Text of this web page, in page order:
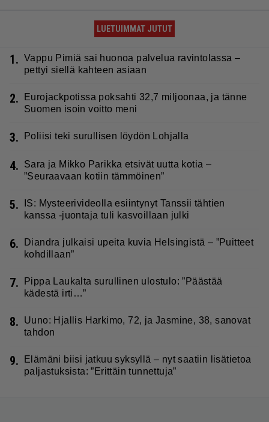
LUETUIMMAT JUTUT
1. Vappu Pimiä sai huonoa palvelua ravintolassa –
pettyi siellä kahteen asiaan
2.
Eurojackpotissa poksahti 32,7 miljoonaa, ja tänne
Suomen isoin voitto meni
3. Poliisi teki surullisen löydön Lohjalla
4.
Sara ja Mikko Parikka etsivät uutta kotia –
”Seuraavaan kotiin tämmöinen”
5.
IS: Mysteerivideolla esiintynyt Tanssii tähtien
kanssa -juontaja tuli kasvoillaan julki
6.
Diandra julkaisi upeita kuvia Helsingistä – ”Puitteet
kohdillaan”
7.
Pippa Laukalta surullinen ulostulo: ”Päästää
kädestä irti…”
8.
Uuno: Hjallis Harkimo, 72, ja Jasmine, 38, sanovat
tahdon
9.
Elämäni biisi jatkuu syksyllä – nyt saatiin lisätietoa
paljastuksista: ”Erittäin tunnettuja”